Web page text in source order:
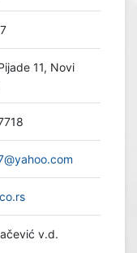
11, Novi
v.d.